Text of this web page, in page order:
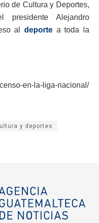
de Cultura y Deportes,
presidente Alejandro
al deporte a toda la
en-la-liga-nacional/
y deportes